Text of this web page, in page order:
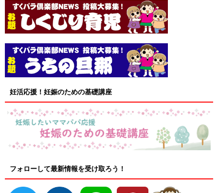
妊活応援！妊娠のための基礎講座
フォローして最新情報を受け取ろう！